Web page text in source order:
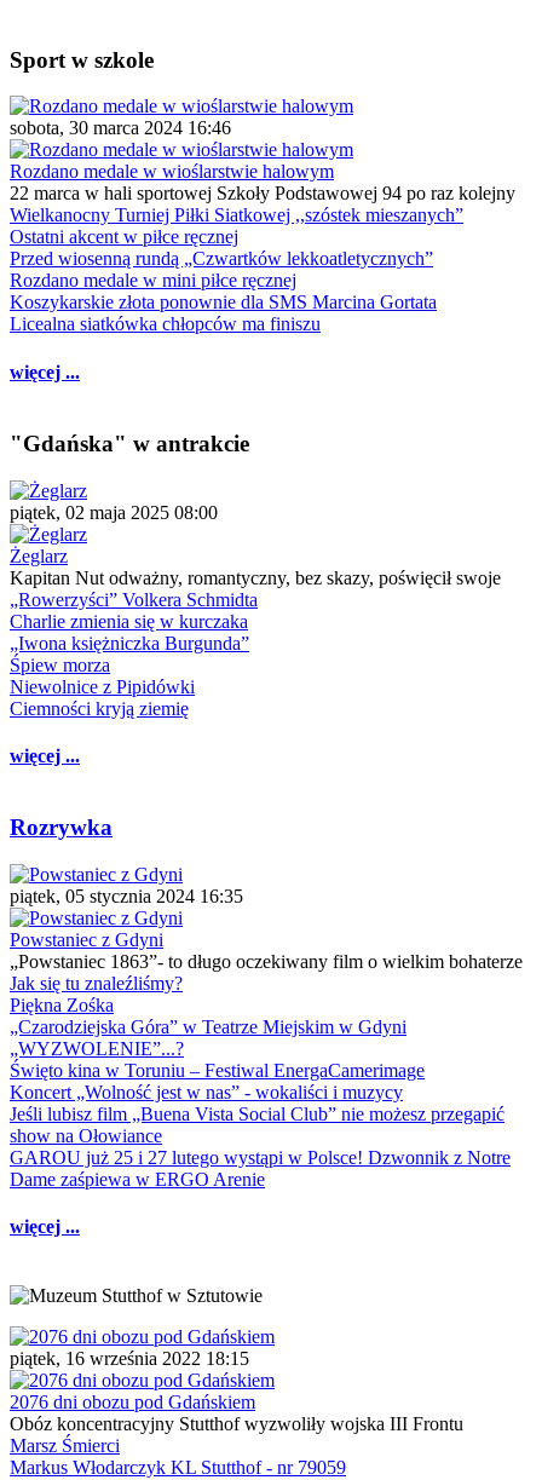
Sport w szkole
sobota, 30 marca 2024 16:46
Rozdano medale w wioślarstwie halowym
22 marca w hali sportowej Szkoły Podstawowej 94 po raz kolejny
Wielkanocny Turniej Piłki Siatkowej ,,szóstek mieszanych”
Ostatni akcent w piłce ręcznej
Przed wiosenną rundą „Czwartków lekkoatletycznych”
Rozdano medale w mini piłce ręcznej
Koszykarskie złota ponownie dla SMS Marcina Gortata
Licealna siatkówka chłopców ma finiszu
więcej ...
"Gdańska" w antrakcie
piątek, 02 maja 2025 08:00
Żeglarz
Kapitan Nut odważny, romantyczny, bez skazy, poświęcił swoje
„Rowerzyści” Volkera Schmidta
Charlie zmienia się w kurczaka
„Iwona księżniczka Burgunda”
Śpiew morza
Niewolnice z Pipidówki
Ciemności kryją ziemię
więcej ...
Rozrywka
piątek, 05 stycznia 2024 16:35
Powstaniec z Gdyni
„Powstaniec 1863”- to długo oczekiwany film o wielkim bohaterze
Jak się tu znaleźliśmy?
Piękna Zośka
„Czarodziejska Góra” w Teatrze Miejskim w Gdyni
„WYZWOLENIE”...?
Święto kina w Toruniu – Festiwal EnergaCamerimage
Koncert „Wolność jest w nas” - wokaliści i muzycy
Jeśli lubisz film „Buena Vista Social Club” nie możesz przegapić
show na Ołowiance
GAROU już 25 i 27 lutego wystąpi w Polsce! Dzwonnik z Notre
Dame zaśpiewa w ERGO Arenie
więcej ...
piątek, 16 września 2022 18:15
2076 dni obozu pod Gdańskiem
Obóz koncentracyjny Stutthof wyzwoliły wojska III Frontu
Marsz Śmierci
Markus Włodarczyk KL Stutthof - nr 79059